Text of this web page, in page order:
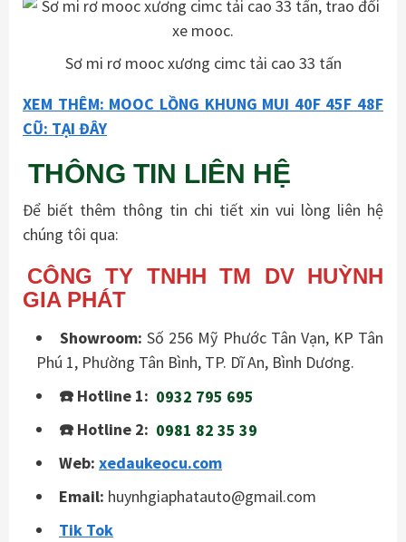
Sơ mi rơ mooc xương cimc tải cao 33 tấn
XEM THÊM: MOOC LỒNG KHUNG MUI 40F 45F 48F
CŨ: TẠI ĐÂY
THÔNG TIN LIÊN HỆ
Để biết thêm thông tin chi tiết xin vui lòng liên hệ
chúng tôi qua:
CÔNG TY TNHH TM DV HUỲNH
GIA PHÁT
Showroom: Số 256 Mỹ Phước Tân Vạn, KP Tân
Phú 1, Phường Tân Bình, TP. Dĩ An, Bình Dương.
☎️ Hotline 1: 0932 795 695
☎️ Hotline 2: 0981 82 35 39
Web: xedaukeocu.com
Email: huynhgiaphatauto@gmail.com
Tik Tok